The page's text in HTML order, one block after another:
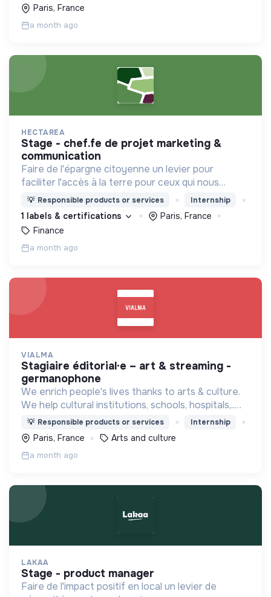
Paris, France
a month ago
HECTAREA
stage - chef.fe de projet marketing &
communication
Faire de l'épargne citoyenne un levier pour
faciliter l'accès à la terre pour ceux qui nous
nourrissent
💡 Responsible products or services Internship
1 labels & certifications
Paris, France
Finance
a month ago
VIALMA
stagiaire éditorial·e – art & streaming -
germanophone
We enrich people's lives thanks to arts & culture.
We help cultural institutions, schools, hospitals,..
improve their audiences' well-being with curated
programmes available through streaming.
💡 Responsible products or services Internship
Paris, France Arts and culture
a month ago
LAKAA
stage - product manager
Faire de l'impact positif en local un levier de